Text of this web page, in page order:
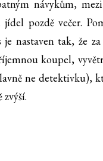
návykům,
pozdě večer.
je nastaven tak, že
koupel,
ne detektivku),